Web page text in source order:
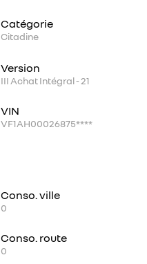
Catégorie
Citadine
Version
III Achat Intégral - 21
VIN
VF1AH00026875****
Conso. ville
0
Conso. route
0